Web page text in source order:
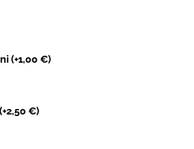
(+1,00 €)
(+2,50 €)